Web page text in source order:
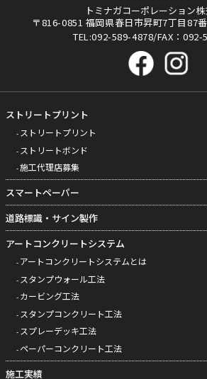
トミナガコーポレーション
〒816-0851 福岡県春日市昇町7丁目87
TEL:092-589-4878/FAX：092-
ストリートプリント
ストリートプリント
ストリートボンド
施工代理店募集
スマートペーパー
道路標識・サイン製作
アートコンクリートシステム
アートコンクリートシステムとは
スタンプウォール工法
カービング工法
スタンプコンクリート工法
スプレーデッキ工法
ペーパーコンクリート工法
施工実績